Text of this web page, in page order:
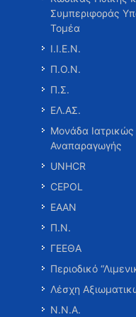
Συμπεριφοράς
Τομέα
Ι.Ι.Ε.Ν.
Π.Ο.Ν.
Π.Σ.
ΕΛ.ΑΣ.
Μονάδα
Αναπαραγωγής
UNHCR
CEPOL
ΕΑΑΝ
Π.Ν.
ΓΕΕΘΑ
Περιοδικό
Λέσχη
Ν.Ν.Α.